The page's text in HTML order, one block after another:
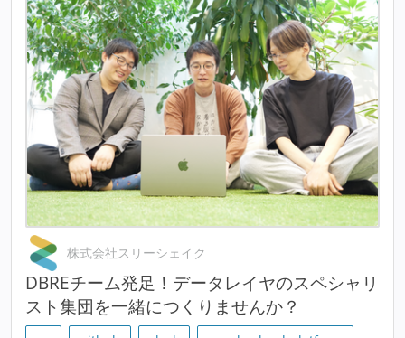
株式会社スリーシェイク
DBREチーム発足！データレイヤのスペシャリ
スト集団を一緒につくりませんか？